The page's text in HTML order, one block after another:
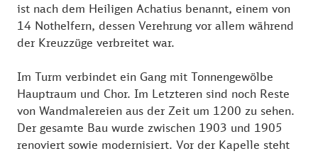
ist nach dem Heiligen Achatius benannt, einem von
14 Nothelfern, dessen Verehrung vor allem während
der Kreuzzüge verbreitet war.
Im Turm verbindet ein Gang mit Tonnengewölbe
Hauptraum und Chor. Im Letzteren sind noch Reste
von Wandmalereien aus der Zeit um 1200 zu sehen.
Der gesamte Bau wurde zwischen 1903 und 1905
renoviert sowie modernisiert. Vor der Kapelle steht